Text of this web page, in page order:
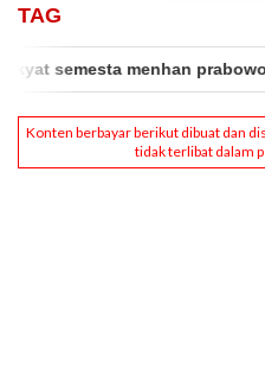
TAG
semesta menhan prabowo